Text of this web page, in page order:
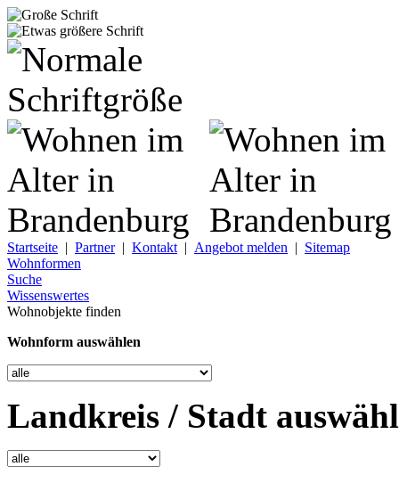
Startseite | Partner| Kontakt | Angebot melden | Sitemap
Wohnformen
Suche
Wissenswertes
Wohnobjekte finden
Wohnform auswählen
Landkreis / Stadt